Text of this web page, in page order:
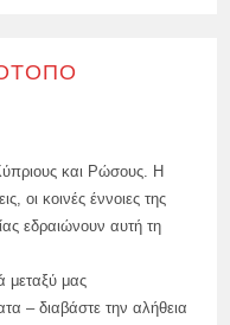
και Ρώσους. Η
οι κοινές έννοιες της
εδραιώνουν αυτή τη
μεταξύ μας
– διαβάστε την αλήθεια